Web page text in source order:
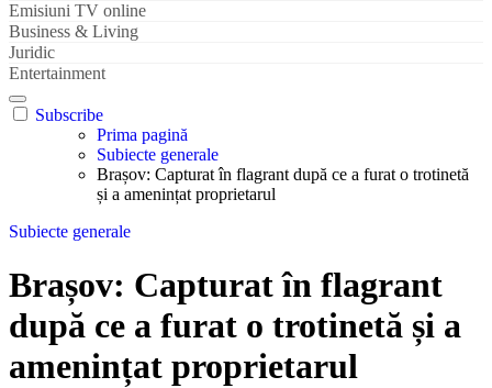
Emisiuni TV online
Business & Living
Juridic
Entertainment
Subscribe
Prima pagină
Subiecte generale
Brașov: Capturat în flagrant după ce a furat o trotinetă
și a amenințat proprietarul
Subiecte generale
Brașov: Capturat în flagrant
după ce a furat o trotinetă și a
amenințat proprietarul